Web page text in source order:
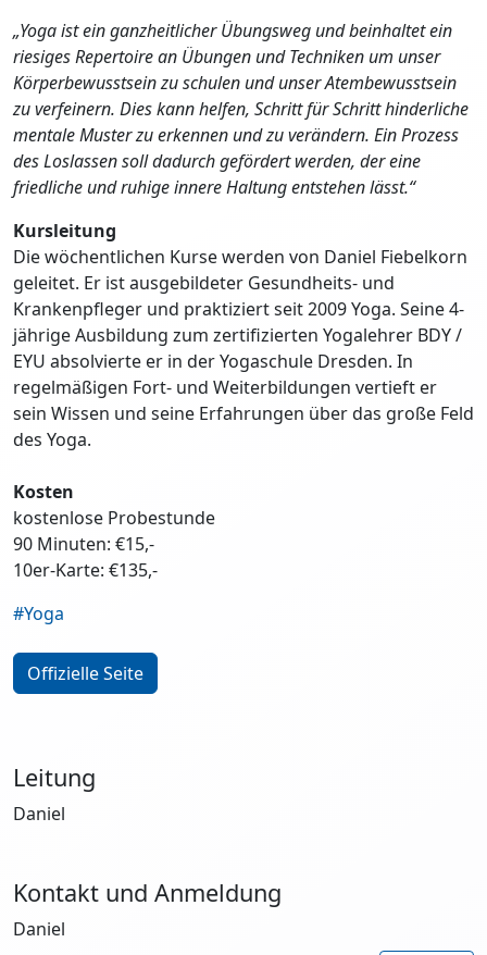
„Yoga ist ein ganzheitlicher Übungsweg und beinhaltet ein
riesiges Repertoire an Übungen und Techniken um unser
Körperbewusstsein zu schulen und unser Atembewusstsein
zu verfeinern. Dies kann helfen, Schritt für Schritt hinderliche
mentale Muster zu erkennen und zu verändern. Ein Prozess
des Loslassen soll dadurch gefördert werden, der eine
friedliche und ruhige innere Haltung entstehen lässt.“
Kursleitung
Die wöchentlichen Kurse werden von Daniel Fiebelkorn
geleitet. Er ist ausgebildeter Gesundheits- und
Krankenpfleger und praktiziert seit 2009 Yoga. Seine 4-
jährige Ausbildung zum zertifizierten Yogalehrer BDY /
EYU absolvierte er in der Yogaschule Dresden. In
regelmäßigen Fort- und Weiterbildungen vertieft er
sein Wissen und seine Erfahrungen über das große Feld
des Yoga.
Kosten
kostenlose Probestunde
90 Minuten: €15,-
10er-Karte: €135,-
#Yoga
Offizielle Seite
Leitung
Daniel
Kontakt und Anmeldung
Daniel